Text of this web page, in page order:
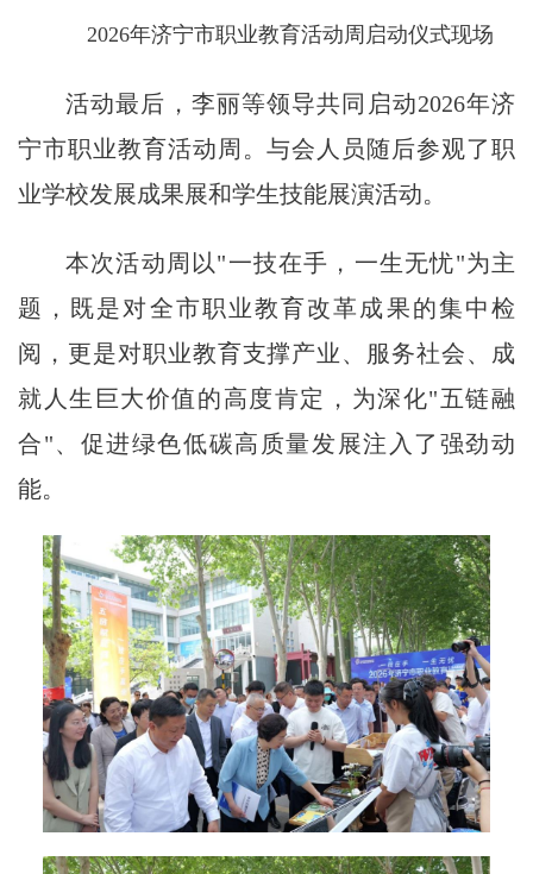
2026年济宁市职业教育活动周启动仪式现场
活动最后，李丽等领导共同启动2026年济
宁市职业教育活动周。与会人员随后参观了职
业学校发展成果展和学生技能展演活动。
本次活动周以"一技在手，一生无忧"为主
题，既是对全市职业教育改革成果的集中检
阅，更是对职业教育支撑产业、服务社会、成
就人生巨大价值的高度肯定，为深化"五链融
合"、促进绿色低碳高质量发展注入了强劲动
能。